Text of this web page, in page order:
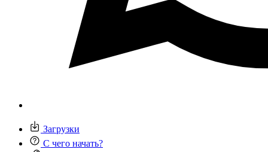
Загрузки
С чего начать?